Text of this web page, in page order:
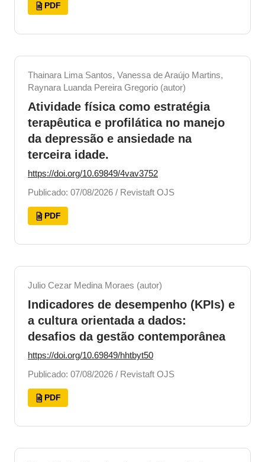
PDF
Thainara Lima Santos, Vanessa de Araújo Martins,
Raynara Luanda Pereira Gregorio (autor)
Atividade física como estratégia
terapêutica e profilática no manejo
da depressão e ansiedade na
terceira idade.
https://doi.org/10.69849/4vav3752
Publicado: 07/08/2026 / Revistaft OJS
PDF
Julio Cezar Medina Moraes (autor)
Indicadores de desempenho (KPIs) e
a cultura orientada a dados:
desafios da gestão contemporânea
https://doi.org/10.69849/hhtbyt50
Publicado: 07/08/2026 / Revistaft OJS
PDF